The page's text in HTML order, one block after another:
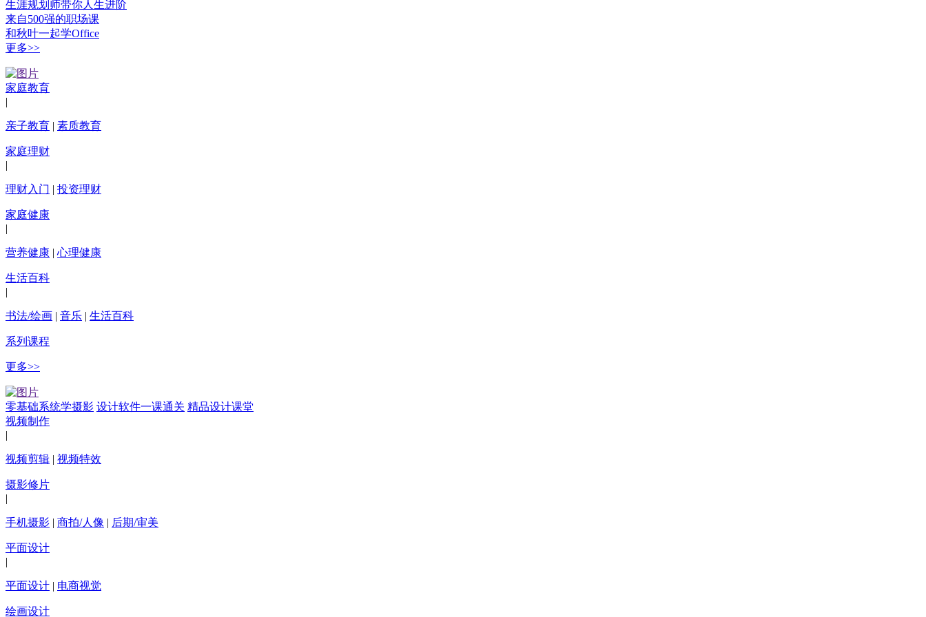
生涯规划师带你人生进阶
来自500强的职场课
和秋叶一起学Office
更多>>
家庭教育
|
亲子教育 | 素质教育
家庭理财
|
理财入门 | 投资理财
家庭健康
|
营养健康 | 心理健康
生活百科
|
书法/绘画 | 音乐 | 生活百科
系列课程
更多>>
零基础系统学摄影 设计软件一课通关 精品设计课堂
视频制作
|
视频剪辑 | 视频特效
摄影修片
|
手机摄影 | 商拍/人像 | 后期/审美
平面设计
|
平面设计 | 电商视觉
绘画设计